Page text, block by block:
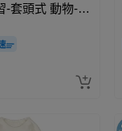
-套頭式 動物-象